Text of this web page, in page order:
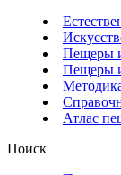
Пещеры
Пещеры
Атлас
Поиск